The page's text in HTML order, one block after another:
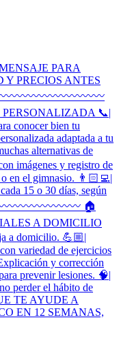
PARA
PRECIOS ANTES
〰️〰️〰️〰️〰️〰️〰️〰️〰️
PERSONALIZADA 📞|
conocer bien tu
adaptada a tu
alternativas de
imágenes y registro de
o en el gimnasio. 👨🏻‍💻|
15 o 30 días, según
〰️〰️〰️〰️〰️〰️〰️ 🏠
A DOMICILIO
a domicilio. 💪🏼|
variedad de ejercicios
y corrección
prevenir lesiones. 🧠|
perder el hábito de
TE AYUDE A
EN 12 SEMANAS,